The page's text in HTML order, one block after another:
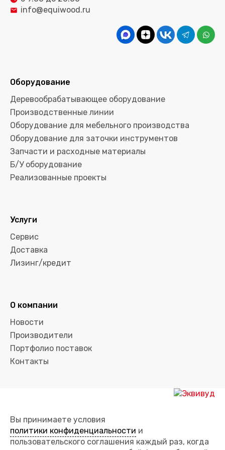
info@equiwood.ru
Оборудование
Деревообрабатывающее оборудование
Производственные линии
Оборудование для мебельного производства
Оборудование для заточки инструментов
Запчасти и расходные материалы
Б/У оборудование
Реализованные проекты
Услуги
Сервис
Доставка
Лизинг/кредит
О компании
Новости
Производители
Портфолио поставок
Контакты
Вы принимаете условия
политики конфиденциальности и
пользовательского соглашения каждый раз, когда